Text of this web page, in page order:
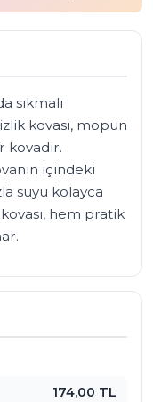
sıkmalı
kovası, mopun
kovadır.
içindeki
suyu kolayca
hem pratik
174,00 TL